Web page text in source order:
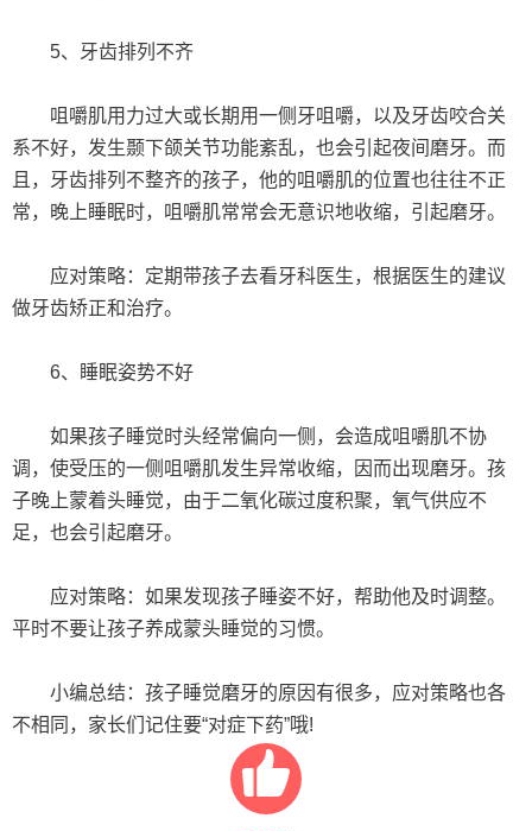
5、牙齿排列不齐
咀嚼肌用力过大或长期用一侧牙咀嚼，以及牙齿咬合关
系不好，发生颞下颌关节功能紊乱，也会引起夜间磨牙。而
且，牙齿排列不整齐的孩子，他的咀嚼肌的位置也往往不正
常，晚上睡眠时，咀嚼肌常常会无意识地收缩，引起磨牙。
应对策略：定期带孩子去看牙科医生，根据医生的建议
做牙齿矫正和治疗。
6、睡眠姿势不好
如果孩子睡觉时头经常偏向一侧，会造成咀嚼肌不协
调，使受压的一侧咀嚼肌发生异常收缩，因而出现磨牙。孩
子晚上蒙着头睡觉，由于二氧化碳过度积聚，氧气供应不
足，也会引起磨牙。
应对策略：如果发现孩子睡姿不好，帮助他及时调整。
平时不要让孩子养成蒙头睡觉的习惯。
小编总结：孩子睡觉磨牙的原因有很多，应对策略也各
不相同，家长们记住要“对症下药”哦!